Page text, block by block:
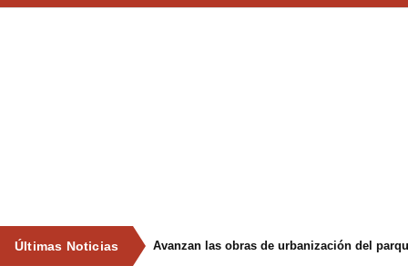
Últimas Noticias Avanzan las obras de urbanización del